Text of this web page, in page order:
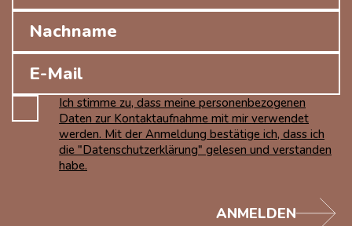
Ich stimme zu, dass meine personenbezogenen
Daten zur Kontaktaufnahme mit mir verwendet
werden. Mit der Anmeldung bestätige ich, dass ich
die "Datenschutzerklärung" gelesen und verstanden
habe.
ANMELDEN